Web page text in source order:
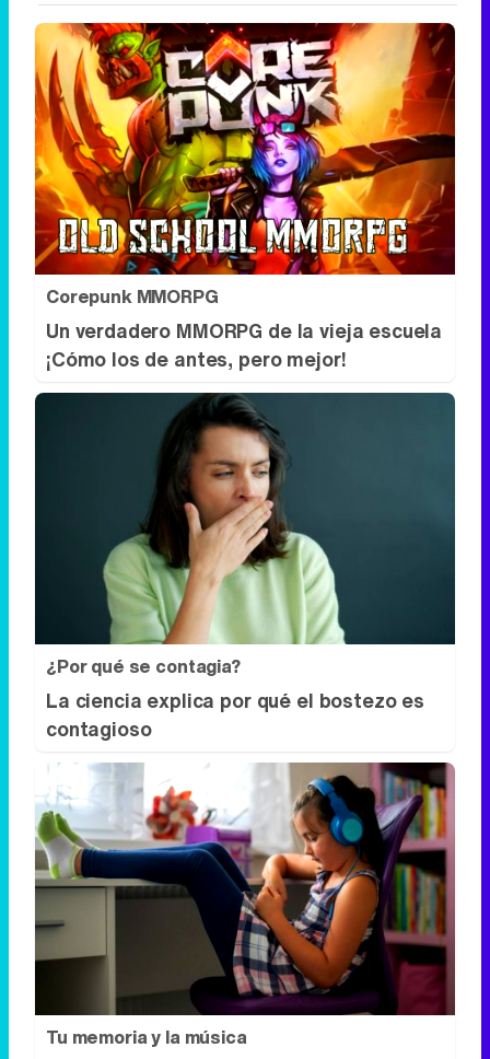
Corepunk MMORPG
Un verdadero MMORPG de la vieja escuela
¡Cómo los de antes, pero mejor!
¿Por qué se contagia?
La ciencia explica por qué el bostezo es
contagioso
Tu memoria y la música
Esa canción antigua que no olvidas tiene
una explicación